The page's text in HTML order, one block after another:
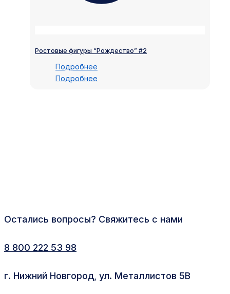
Ростовые фигуры “Рождество” #2
Подробнее
Подробнее
Остались вопросы? Свяжитесь с нами
8 800 222 53 98
г. Нижний Новгород, ул. Металлистов 5В